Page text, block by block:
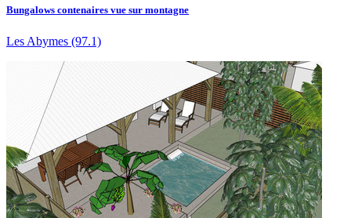
Bungalows contenaires vue sur montagne
Les Abymes (97.1)